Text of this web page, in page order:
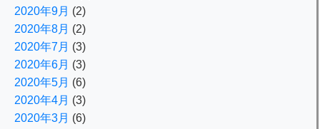
2020年9月 (2)
2020年8月 (2)
2020年7月 (3)
2020年6月 (3)
2020年5月 (6)
2020年4月 (3)
2020年3月 (6)